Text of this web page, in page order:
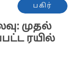
பகிர்
முதல்
ரயில்